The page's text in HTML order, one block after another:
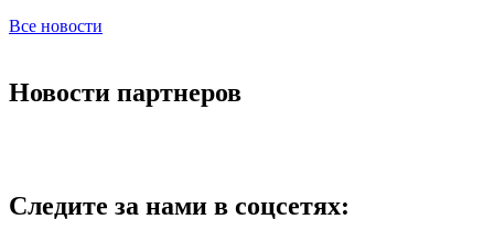
Все новости
Новости партнеров
Следите за нами в соцсетях: